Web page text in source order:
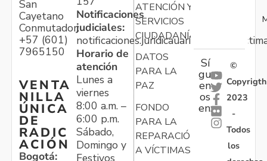
San
Cayetano
Conmutador:
+57 (601)
7965150
VENTA
NILLA
ÚNICA
DE
RADIC
ACIÓN
Bogotá:
Notificaciones
judiciales:
Horario de
atención
Lunes a
viernes
8:00 a.m. –
6:00 p.m.
Sábado,
Domingo y
ATENCIÓN Y
SERVICIOS
CIUDADANÍA
DATOS
PARA LA
PAZ
FONDO
PARA LA
REPARACIÓN
A VÍCTIMAS
Sí
gu
en
os
en:
©
Copyrigth
2023
-
Todos
los